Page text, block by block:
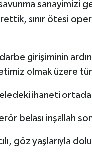
sanayimizi
sınır ötesi
girişiminin
olmak üzere
ihaneti
belası inşallah
göz yaşlarıyla